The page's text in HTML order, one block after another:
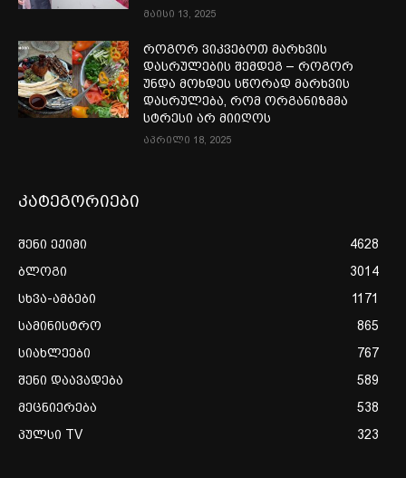
მაისი 13, 2025
როგორ ვიკვებოთ მარხვის
დასრულების შემდეგ – როგორ
უნდა მოხდეს სწორად მარხვის
დასრულება, რომ ორგანიზმმა
სტრესი არ მიიღოს
აპრილი 18, 2025
კატეგორიები
შენი ექიმი
4628
ბლოგი
3014
სხვა-ამბები
1171
სამინისტრო
865
სიახლეები
767
შენი დაავადება
589
მეცნიერება
538
პულსი TV
323